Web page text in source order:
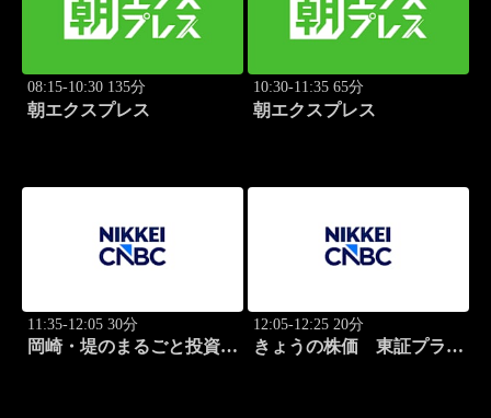
08:15-10:30 135分
朝エクスプレス
10:30-11:35 65分
朝エクスプレス
11:35-12:05 30分
岡崎・堤のまるごと投資道
12:05-12:25 20分
きょうの株価 東証プライ